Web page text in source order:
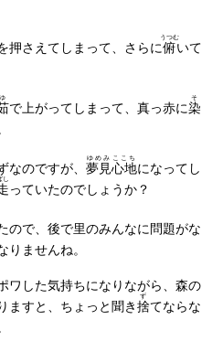
押さえてしまって、さらに俯
うつむ
いて
ゆ
で上がってしまって、真っ赤に染
そ
のですが、 夢見
ゆめみ
心地
ここち
になってし
し
っていたのでしょうか？
ので、後で里のみんなに問題がな
りませんね。
した気持ちになりながら、森の
ますと、ちょっと聞き捨
ず
てならな